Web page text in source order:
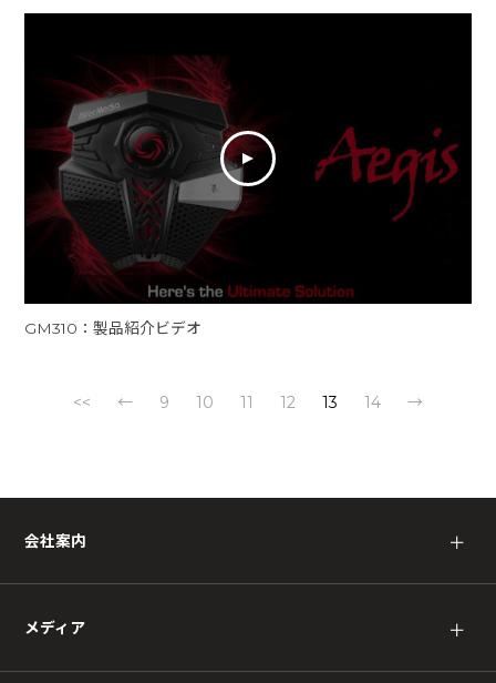
GM310：製品紹介ビデオ
<< ← 9 10 11 12 13 14 →
会社案内 ＋
メディア ＋